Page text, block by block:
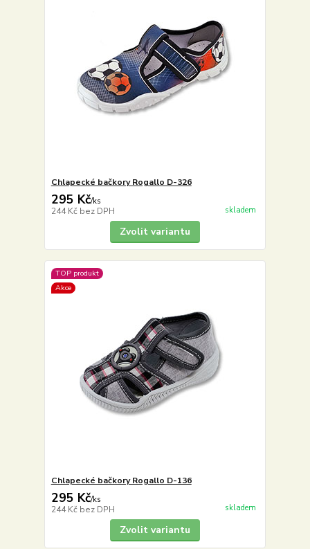
Chlapecké bačkory Rogallo D-326
295 Kč/ks
244 Kč bez DPH skladem
Zvolit variantu
TOP produkt
Akce
Chlapecké bačkory Rogallo D-136
295 Kč/ks
244 Kč bez DPH skladem
Zvolit variantu